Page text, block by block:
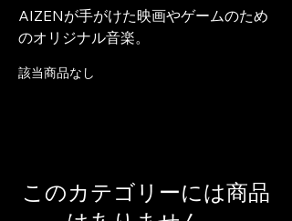
AIZENが手がけた映画やゲームのため
のオリジナル音楽。
該当商品なし
このカテゴリーには商品